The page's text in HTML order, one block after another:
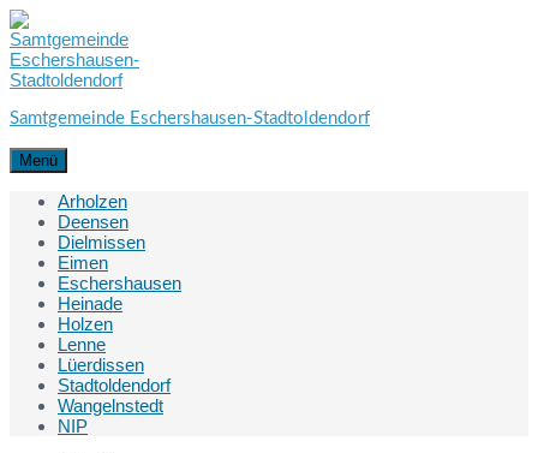
Skip
to
content
Skip
to
main
navigation
Skip
to
footer
Samtgemeinde Eschershausen-Stadtoldendorf
Menü
Arholzen
Deensen
Dielmissen
Eimen
Eschershausen
Heinade
Holzen
Lenne
Lüerdissen
Stadtoldendorf
Wangelnstedt
NIP